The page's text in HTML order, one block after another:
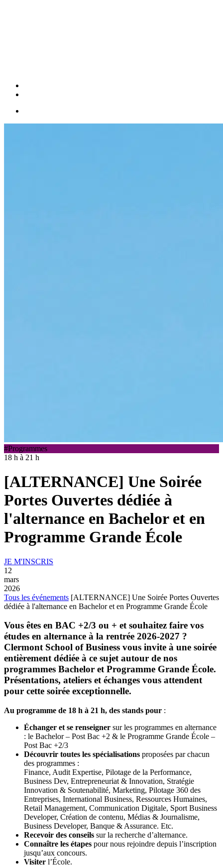
#Programmes
18 h à 21 h
[ALTERNANCE] Une Soirée
Portes Ouvertes dédiée à
l'alternance en Bachelor et en
Programme Grande École
JE M'INSCRIS
12
mars
2026
Tous les événements [ALTERNANCE] Une Soirée Portes Ouvertes
dédiée à l'alternance en Bachelor et en Programme Grande École
Vous êtes en BAC +2/3 ou + et souhaitez faire vos
études en alternance à la rentrée 2026-2027 ?
Clermont School of Business vous invite à une soirée
entièrement dédiée à ce sujet autour de nos
programmes Bachelor et Programme Grande École.
Présentations, ateliers et échanges vous attendent
pour cette soirée exceptionnelle.
Au programme de 18 h à 21 h, des stands pour :
Échanger et se renseigner sur les programmes en alternance
: le Bachelor – Post Bac +2 & le Programme Grande École –
Post Bac +2/3
Découvrir toutes les spécialisations proposées par chacun
des programmes :
Finance, Audit Expertise, Pilotage de la Performance,
Business Dev, Entrepreneuriat & Innovation, Stratégie
Innovation & Soutenabilité, Marketing, Pilotage 360 des
Entreprises, International Business, Ressources Humaines,
Retail Management, Communication Digitale, Sport Business
Developer, Création de contenu, Médias & Journalisme,
Business Developer, Banque & Assurance. Etc.
Recevoir des conseils sur la recherche d’alternance.
Connaître les étapes pour nous rejoindre depuis l’inscription
jusqu’aux concours.
Visiter l’École.